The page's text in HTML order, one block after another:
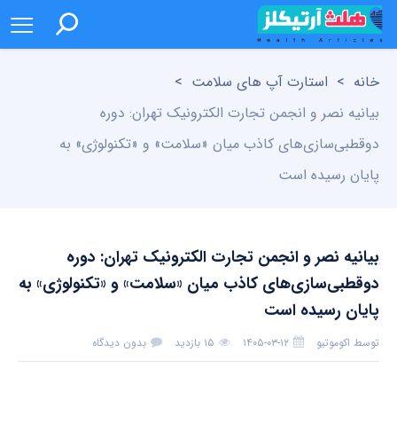
خانه > استارت آپ های سلامت >
بیانیه نصر و انجمن تجارت الکترونیک تهران: دوره
دوقطبی‌سازی‌های کاذب میان «سلامت» و «تکنولوژی» به
پایان رسیده است
بیانیه نصر و انجمن تجارت الکترونیک تهران: دوره
دوقطبی‌سازی‌های کاذب میان «سلامت» و «تکنولوژی» به
پایان رسیده است
توسط اکوموتیو ۱۴۰۵-۰۳-۱۲ ۱۵ بازدید بدون دیدگاه